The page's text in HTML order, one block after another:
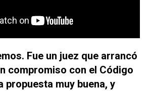
Fue un juez que arrancó
compromiso con el Código
propuesta muy buena, y